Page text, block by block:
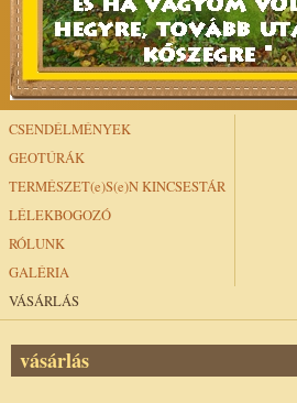
CSENDÉLMÉNYEK
GEOTÚRÁK
TERMÉSZET(e)S(e)N KINCSESTÁR
LÉLEKBOGOZÓ
RÓLUNK
GALÉRIA
VÁSÁRLÁS
vásárlás